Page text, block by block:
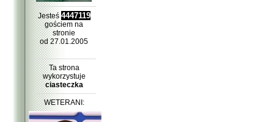
Jesteś4447119
gościem na
stronie
od 27.01.2005
Ta strona
wykorzystuje
ciasteczka
WETERANI: